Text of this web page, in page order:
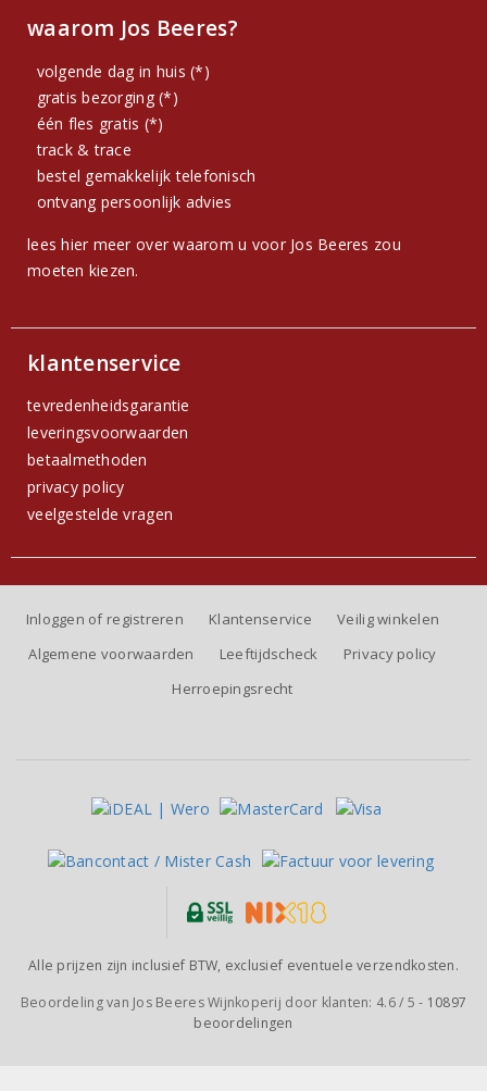
waarom Jos Beeres?
volgende dag in huis (*)
gratis bezorging (*)
één fles gratis (*)
track & trace
bestel gemakkelijk telefonisch
ontvang persoonlijk advies
lees hier meer over waarom u voor Jos Beeres zou
moeten kiezen.
klantenservice
tevredenheidsgarantie
leveringsvoorwaarden
betaalmethoden
privacy policy
veelgestelde vragen
Inloggen of registreren Klantenservice
Veilig winkelen
Algemene voorwaarden
Leeftijdscheck
Privacy policy
Herroepingsrecht
Alle prijzen zijn inclusief BTW, exclusief eventuele verzendkosten.
Beoordeling van Jos Beeres Wijnkoperij door klanten: 4.6/ 5 - 10897
beoordelingen